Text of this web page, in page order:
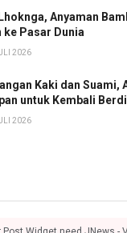
Anyaman
ke Pasar Dunia
2026
Kaki dan Suami,
untuk Kembali
2026